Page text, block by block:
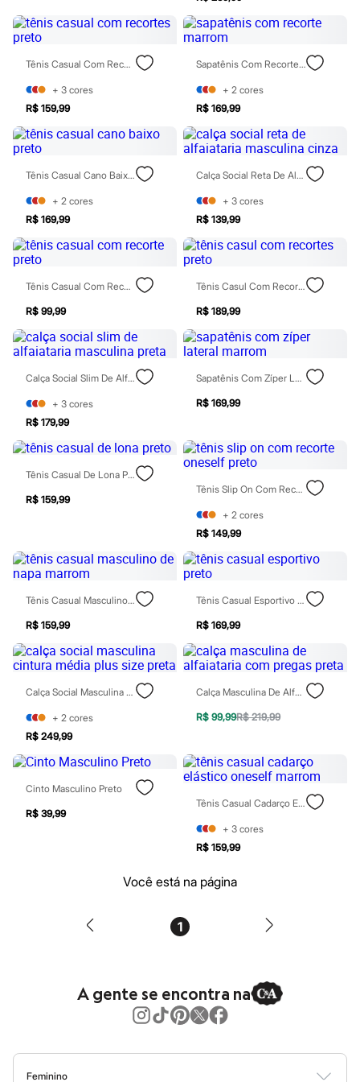
Jeans
Moda esportiva
Todos os produtos
Infantil
Em alta
Arrumadinho para os meninos
Romântico para as meninas
Inverno
Novidades
Roupas menina
0 a 24 meses
1 a 5 anos
4 a 12 anos
10 a 16 anos
Roupas menino
0 a 24 meses
1 a 5 anos
4 a 12 anos
Acessórios
Recém-nascido
Bolsas e Mochilas
Chapéus
Calçados
Botas
Chinelos
Pantufas
Rasteirinhas
Sandálias
Tênis
Diversão
Baby Club
Moda íntima
Calcinhas
Meias
Pijamas
Moda praia
Biquínis e Maiôs
Blusas de proteção
Sungas
Personagens
Disney
Hello Kitty
Minecraft
Patrulha Canina
Sonic
Stitch
Escovas e Pentes
Esfoliante
Tênis Casual Com Recortes Preto
+ 3 cores
R$ 159,99
Sapatênis Com Recorte Marrom
+ 2 cores
R$ 169,99
Tênis Casual Cano Baixo Preto
+ 2 cores
R$ 169,99
Calça Social Reta De Alfaiataria Masculina Cinza
+ 3 cores
R$ 139,99
Tênis Casual Com Recorte Preto
R$ 99,99
Tênis Casul Com Recortes Preto
R$ 189,99
Calça Social Slim De Alfaiataria Masculina Preta
+ 3 cores
R$ 179,99
Sapatênis Com Zíper Lateral Marrom
R$ 169,99
Tênis Casual De Lona Preto
R$ 159,99
Tênis Slip On Com Recorte Oneself Preto
+ 2 cores
R$ 149,99
Tênis Casual Masculino De Napa Marrom
R$ 159,99
Tênis Casual Esportivo Preto
R$ 169,99
Calça Social Masculina Cintura Média Plus Size Preta
+ 2 cores
R$ 249,99
Calça Masculina De Alfaiataria Com Pregas Preta
R$ 99,99R$ 219,99
Cinto Masculino Preto
R$ 39,99
Tênis Casual Cadarço Elástico Oneself Marrom
+ 3 cores
R$ 159,99
Você está na página
1
A gente se encontra na
Feminino